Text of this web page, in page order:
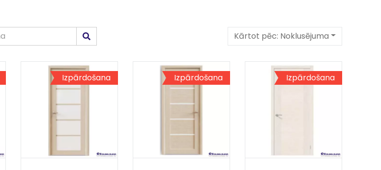
Kārtot pēc: Noklusējuma
Izpārdošana Izpārdošana Izpārdošana